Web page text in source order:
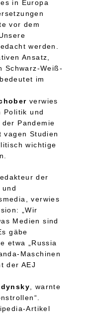
in Europa
vor dem
werden.
Ansatz,
Schwarz-Weiß-
im
verwies
Politik und
Pandemie
vagen Studien
wichtige
der
verwies
„Wir
Medien sind
gäbe
etwa „Russia
Maschinen
der AEJ
, warnte
Artikel